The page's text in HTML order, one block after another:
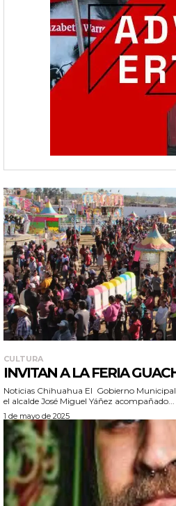
CULTURA
INVITAN A LA FERIA
Noticias Chihuahua El Gobierno
el alcalde José Miguel Yáñez acompañado...
1 de mayo de 2025